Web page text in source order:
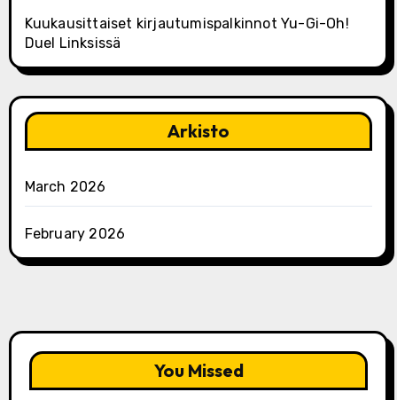
Kuukausittaiset kirjautumispalkinnot Yu-Gi-Oh!
Duel Linksissä
Arkisto
March 2026
February 2026
You Missed